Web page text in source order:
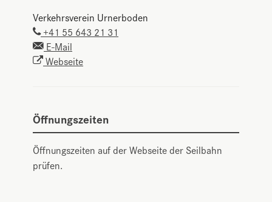
Verkehrsverein Urnerboden
+41 55 643 21 31
E-Mail
Webseite
Öffnungszeiten
Öffnungszeiten auf der Webseite der Seilbahn
prüfen.